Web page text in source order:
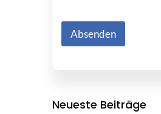
Absenden
Neueste Beiträge